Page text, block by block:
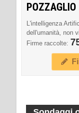
POZZAGLIO
L'intelligenza
dell'umanità, non
Firme raccolte: